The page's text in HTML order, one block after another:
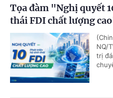
Tọa đàm "Nghị quyết
thái FDI chất lượng
NQ/
trị